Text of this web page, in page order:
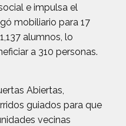
e impulsa el
mobiliario para 17
alumnos, lo
a 310 personas.
Abiertas,
guiados para que
vecinas